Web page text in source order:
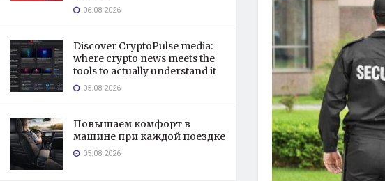
06.08.2026
Discover CryptoPulse media:
where crypto news meets the
tools to actually understand it
05.08.2026
Повышаем комфорт в
машине при каждой поездке
05.08.2026